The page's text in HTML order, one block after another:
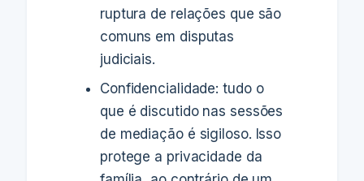
ruptura de relações que são
comuns em disputas
judiciais.
Confidencialidade: tudo o
que é discutido nas sessões
de mediação é sigiloso. Isso
protege a privacidade da